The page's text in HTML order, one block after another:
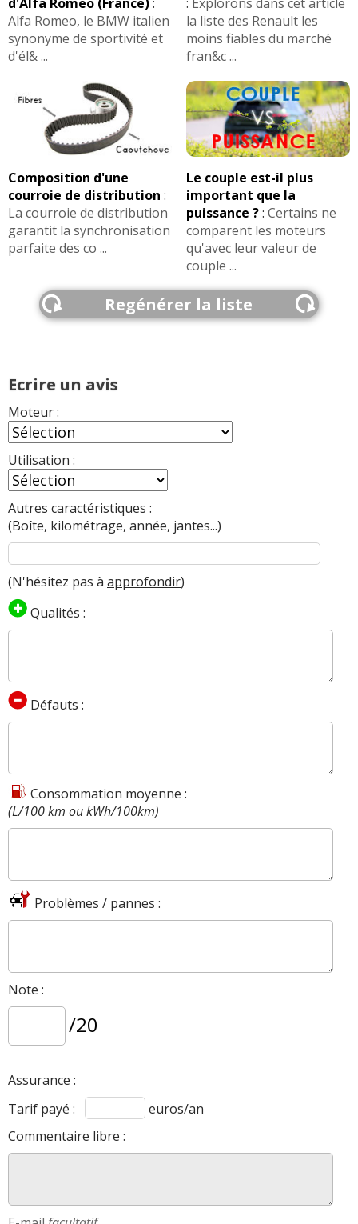
Alfa Romeo, le BMW italien
synonyme de sportivité et
d'él& ...
la liste des Renault les
moins fiables du marché
fran&c ...
Composition d'une
courroie de distribution :
La courroie de distribution
garantit la synchronisation
parfaite des co ...
Le couple est-il plus
important que la
puissance ?: Certains ne
comparent les moteurs
qu'avec leur valeur de
couple ...
Regénérer la liste
Ecrire un avis
Moteur :
Utilisation :
Autres caractéristiques :
(Boîte, kilométrage, année, jantes...)
(N'hésitez pas à approfondir)
Qualités :
Défauts :
Consommation moyenne :
(L/100 km ou kWh/100km)
Problèmes / pannes :
Note :
/20
Assurance :
Tarif payé :
euros/an
Commentaire libre :